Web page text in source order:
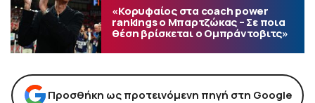
«Κορυφαίος στα coach power
rankings ο Μπαρτζώκας – Σε ποια
θέση βρίσκεται ο Ομπράντοβιτς»
Προσθήκη ως προτεινόμενη πηγή στη Google